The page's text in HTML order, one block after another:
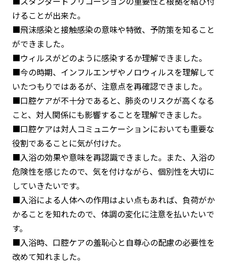
けることが出来た。
■飛沫感染と接触感染の意味や特徴、予防策を知ること
ができました。
■ウィルスがどのように感染するか理解できました。
■今の時期、インフルエンザやノロウィルスを理解して
いたつもりではあるが、注意点を再確認できました。
■口腔ケアが不十分であると、肺炎のリスクが高くなる
こと、対人関係にも影響することを理解できました。
■口腔ケアは対人コミュニケーションにおいても重要な
役割であることに気が付けた。
■入浴の効果や意味を再認識できました。また、入浴の
危険性を感じたので、気を付けながら、個別性を大切に
していきたいです。
■入浴による人体への作用はよい点もあれば、負荷がか
かることを知れたので、体調の変化に注意を払いたいで
す。
■入浴時、口腔ケアの羞恥心と自尊心の配慮の必要性を
改めて知れました。